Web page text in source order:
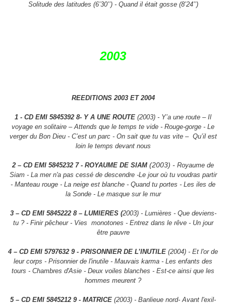
Solitude des latitudes (6’30’’) - Quand il était gosse (8’24’’)
2003
REEDITIONS 2003 ET 2004
1 - CD EMI 5845392 8- Y A UNE ROUTE (2003) - Y’a une route – Il
voyage en solitaire – Attends que le temps te vide - Rouge-gorge - Le
verger du Bon Dieu - C’est un parc - On sait que tu vas vite – Qu’il est
loin le temps devant nous
2 – CD EMI 5845232 7 - ROYAUME DE SIAM (2003) - Royaume de
Siam - La mer n'a pas cessé de descendre -Le jour où tu voudras partir
- Manteau rouge - La neige est blanche - Quand tu portes - Les iles de
la Sonde - Le masque sur le mur
3 – CD EMI 5845222 8 – LUMIERES (2003) - Lumières - Que deviens-
tu ? - Finir pêcheur - Vies monotones - Entrez dans le rêve - Un jour
être pauvre
4 – CD EMI 5797632 9 - PRISONNIER DE L’INUTILE (2004) - Et l'or de
leur corps - Prisonnier de l'inutile - Mauvais karma - Les enfants des
tours - Chambres d'Asie - Deux voiles blanches - Est-ce ainsi que les
hommes meurent ?
5 – CD EMI 5845212 9 - MATRICE (2003) - Banlieue nord- Avant l'exil-